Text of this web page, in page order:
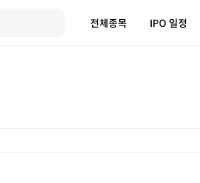
전체종목 IPO 일정